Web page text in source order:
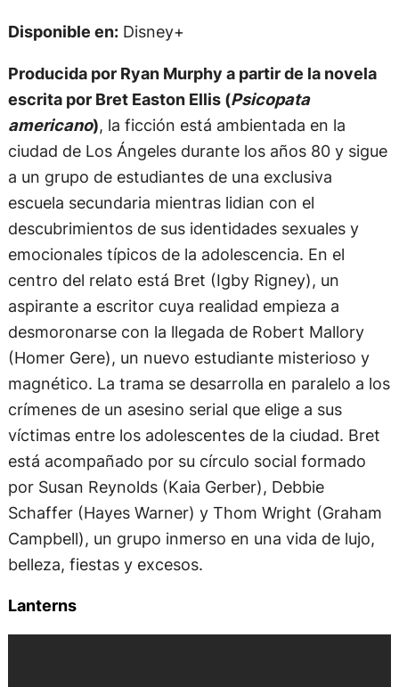
Disponible en:Disney+
Producida por Ryan Murphy a partir de la novela
escrita por Bret Easton Ellis (Psicopata
americano), la ficción está ambientada en la
ciudad de Los Ángeles durante los años 80 y sigue
a un grupo de estudiantes de una exclusiva
escuela secundaria mientras lidian con el
descubrimientos de sus identidades sexuales y
emocionales típicos de la adolescencia. En el
centro del relato está Bret (Igby Rigney), un
aspirante a escritor cuya realidad empieza a
desmoronarse con la llegada de Robert Mallory
(Homer Gere), un nuevo estudiante misterioso y
magnético. La trama se desarrolla en paralelo a los
crímenes de un asesino serial que elige a sus
víctimas entre los adolescentes de la ciudad. Bret
está acompañado por su círculo social formado
por Susan Reynolds (Kaia Gerber), Debbie
Schaffer (Hayes Warner) y Thom Wright (Graham
Campbell), un grupo inmerso en una vida de lujo,
belleza, fiestas y excesos.
Lanterns